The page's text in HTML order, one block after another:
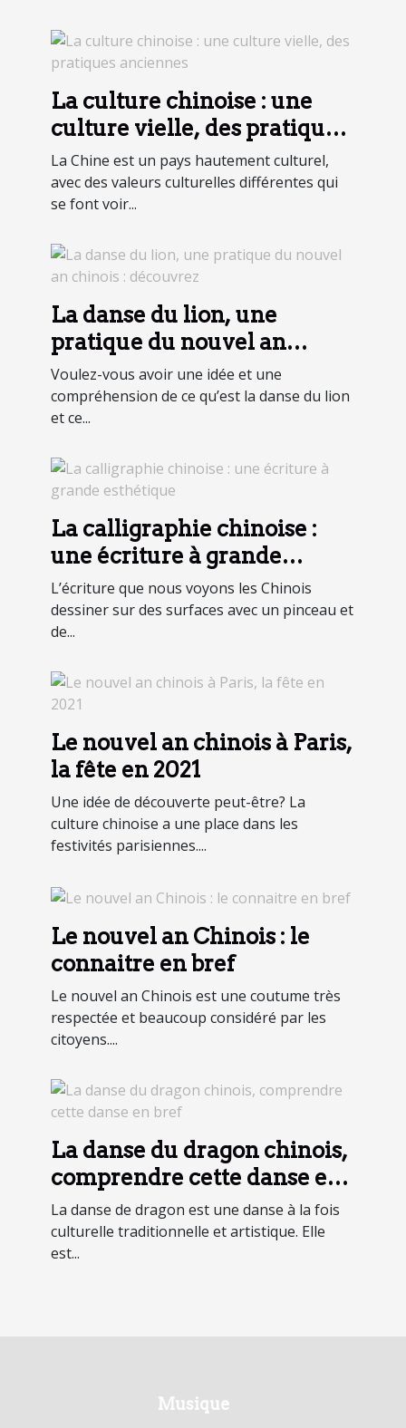
La culture chinoise : une
culture vielle, des pratiques
anciennes
La Chine est un pays hautement culturel,
avec des valeurs culturelles différentes qui
se font voir...
La danse du lion, une
pratique du nouvel an
chinois : découvrez
Voulez-vous avoir une idée et une
compréhension de ce qu’est la danse du lion
et ce...
La calligraphie chinoise :
une écriture à grande
esthétique
L’écriture que nous voyons les Chinois
dessiner sur des surfaces avec un pinceau et
de...
Le nouvel an chinois à Paris,
la fête en 2021
Une idée de découverte peut-être? La
culture chinoise a une place dans les
festivités parisiennes....
Le nouvel an Chinois : le
connaitre en bref
Le nouvel an Chinois est une coutume très
respectée et beaucoup considéré par les
citoyens....
La danse du dragon chinois,
comprendre cette danse en
bref
La danse de dragon est une danse à la fois
culturelle traditionnelle et artistique. Elle
est...
Musique